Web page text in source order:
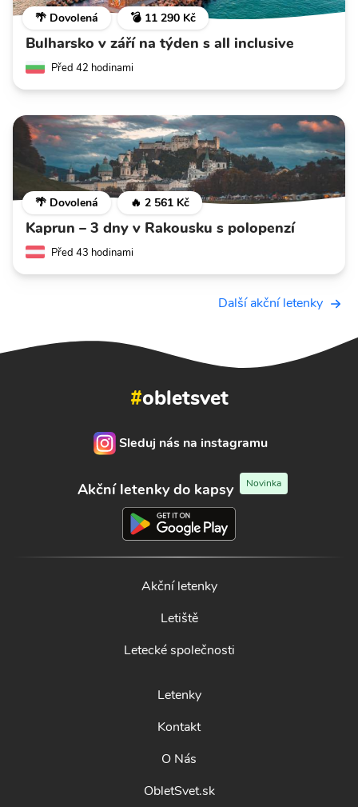
🌴 Dovolená 💣 11 290 Kč
Bulharsko v září na týden s all inclusive
Před 42 hodinami
🌴 Dovolená 🔥 2 561 Kč
Kaprun – 3 dny v Rakousku s polopenzí
Před 43 hodinami
Další akční letenky
#obletsvet
Sleduj nás na instagramu
Akční letenky do kapsy Novinka
Akční letenky
Letiště
Letecké společnosti
Letenky
Kontakt
O Nás
ObletSvet.sk